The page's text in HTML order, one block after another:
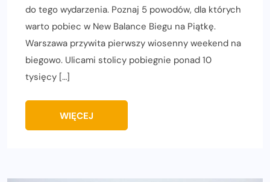
do tego wydarzenia. Poznaj 5 powodów, dla których
warto pobiec w New Balance Biegu na Piątkę.
Warszawa przywita pierwszy wiosenny weekend na
biegowo. Ulicami stolicy pobiegnie ponad 10
tysięcy […]
WIĘCEJ